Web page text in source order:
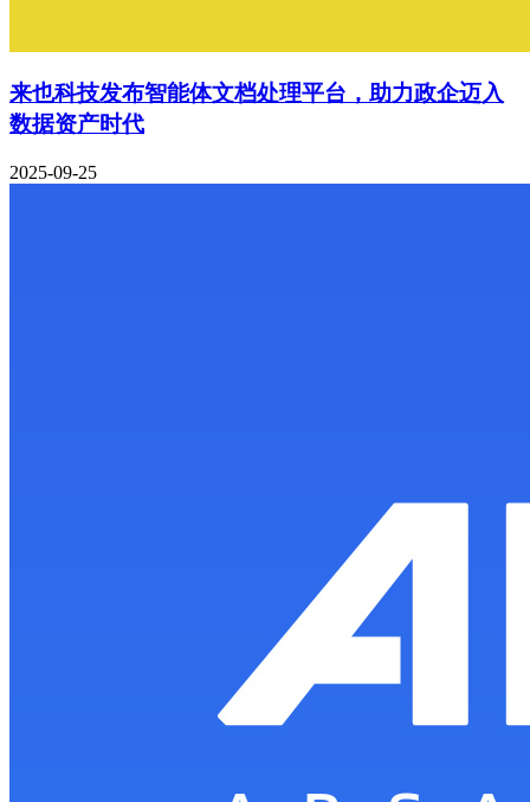
来也科技发布智能体文档处理平台，助力政企迈入
数据资产时代
2025-09-25